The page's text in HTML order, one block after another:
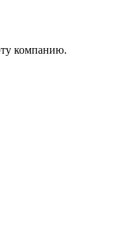
компанию.